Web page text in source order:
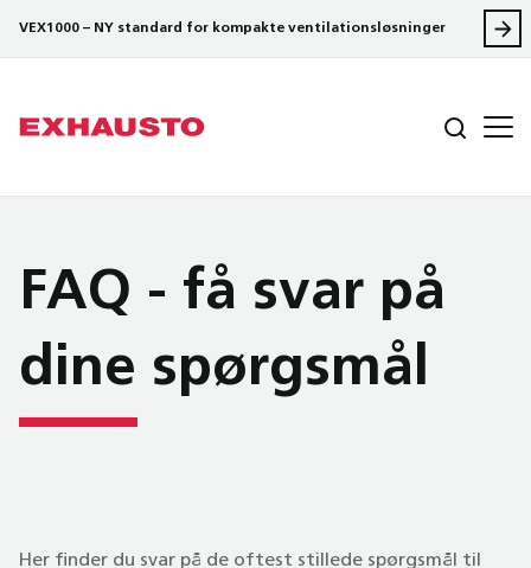
VEX1000 – NY standard for kompakte ventilationsløsninger
FAQ - få svar på
dine spørgsmål
Her finder du svar på de oftest stillede spørgsmål til